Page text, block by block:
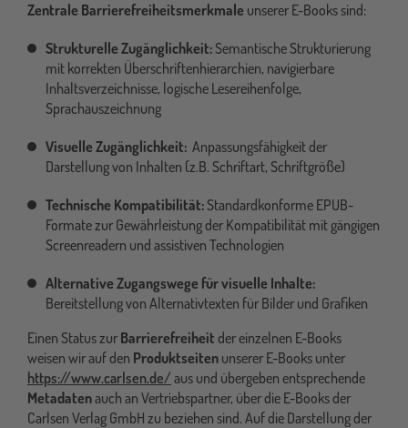
Zentrale Barrierefreiheitsmerkmale unserer E-Books sind:
Strukturelle Zugänglichkeit:Semantische Strukturierung
mit korrekten Überschriftenhierarchien, navigierbare
Inhaltsverzeichnisse, logische Lesereihenfolge,
Sprachauszeichnung
Visuelle Zugänglichkeit: Anpassungsfähigkeit der
Darstellung von Inhalten (z.B. Schriftart, Schriftgröße)
Technische Kompatibilität:Standardkonforme EPUB-
Formate zur Gewährleistung der Kompatibilität mit gängigen
Screenreadern und assistiven Technologien
Alternative Zugangswege für visuelle Inhalte:
Bereitstellung von Alternativtexten für Bilder und Grafiken
Einen Status zur Barrierefreiheit der einzelnen E-Books
weisen wir auf den Produktseiten unserer E-Books unter
https://www.carlsen.de/ aus und übergeben entsprechende
Metadatenauch an Vertriebspartner, über die E-Books der
Carlsen Verlag GmbH zu beziehen sind. Auf die Darstellung der